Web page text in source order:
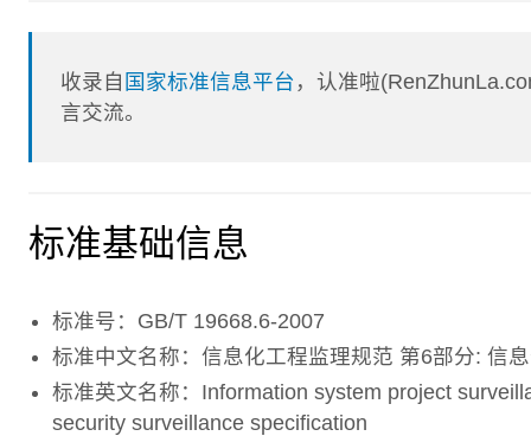
收录自 国家标准信息平台 ，认准啦
言交流。
标准基础信息
标准号：GB/T 19668.6-2007
标准中文名称：信息化工程监理规范 第6部分: 信
标准英文名称：Information system project
security surveillance specification